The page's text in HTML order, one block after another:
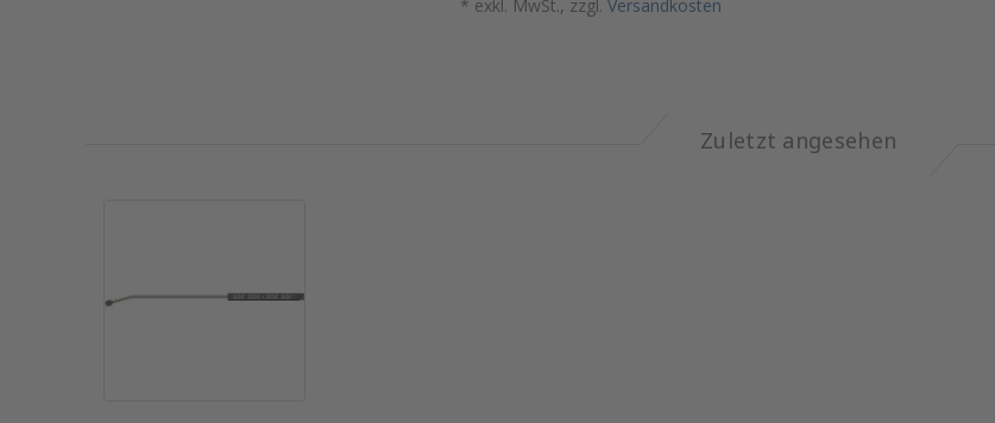
* exkl. MwSt., zzgl. Versandkosten
Zuletzt angesehen